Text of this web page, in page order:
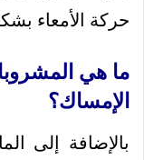
حركة الأمعاء
ما هي
الإمساك؟
بالإضافة إلى